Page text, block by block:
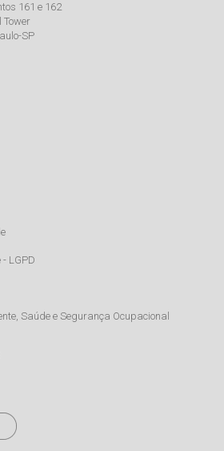
161 e 162
Tower
SP
LGPD
Saúde e Segurança Ocupacional